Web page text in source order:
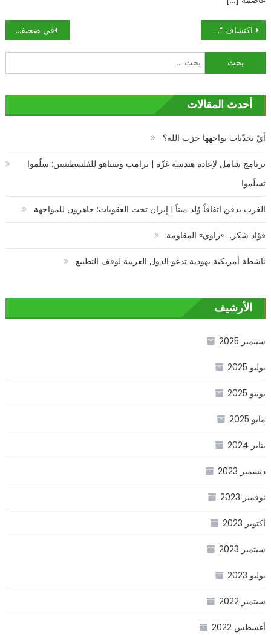
تصفّح
المقالات
في صحيفة “آي”: فيسك يروي قصة أسرة فلسطينية سلبتها إسرائيل أرضها قبل 25 عاما اكتشاف “مفتاح النوم” في الدماغ!
البحث
عن:
أحدث المقالات
أيّ تحدّيات يواجهها حزب الله؟
برنامج شامل لإعادة هندسة غزّة | ترامب ونتنياهو للفلسطينيين: سلّموا
تسلَموا
الغرب يدفن اتفاقاً وُلد ميتاً | إيران تحت العقوبات: جاهزون للمواجهة
فؤاد شكر… «راوي» المقاومة
ناشطة أمريكية يهودية تدعو الدول العربية لوقف التطبيع
الأرشيف
سبتمبر 2025
يوليو 2025
يونيو 2025
مايو 2025
يناير 2024
ديسمبر 2023
نوفمبر 2023
أكتوبر 2023
سبتمبر 2023
يوليو 2023
سبتمبر 2022
أغسطس 2022